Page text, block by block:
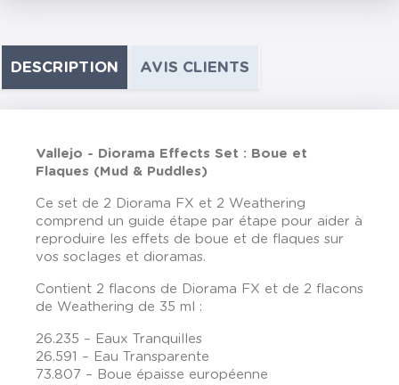
DESCRIPTION AVIS CLIENTS
Vallejo - Diorama Effects Set : Boue et
Flaques (Mud & Puddles)
Ce set de 2 Diorama FX et 2 Weathering
comprend un guide étape par étape pour aider à
reproduire les effets de boue et de flaques sur
vos soclages et dioramas.
Contient 2 flacons de Diorama FX et de 2 flacons
de Weathering de 35 ml :
26.235 – Eaux Tranquilles
26.591 – Eau Transparente
73.807 – Boue épaisse européenne